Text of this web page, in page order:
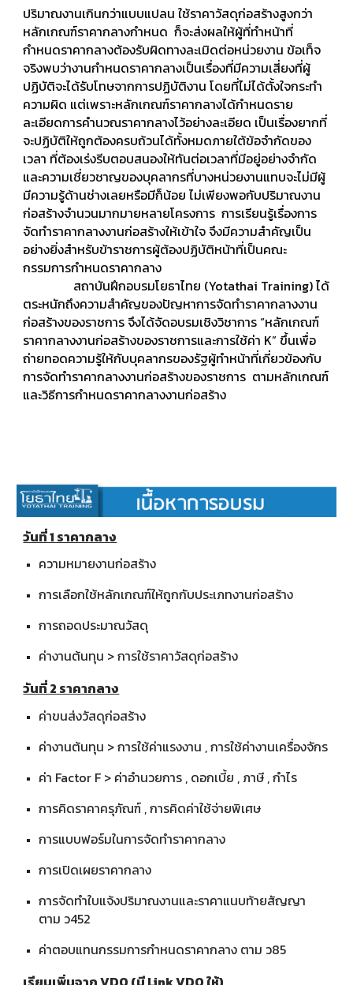
ปริมาณงานเกินกว่าแบบแปลน ใช้ราคาวัสดุก่อสร้างสูงกว่า
หลักเกณฑ์ราคากลางกำหนด ก็จะส่งผลให้ผู้ที่ทำหน้าที่
กำหนดราคากลางต้องรับผิดทางละเมิดต่อหน่วยงาน ข้อเท็จ
จริงพบว่างานกำหนดราคากลางเป็นเรื่องที่มีความเสี่ยงที่ผู้
ปฏิบัติจะได้รับโทษจากการปฏิบัติงาน โดยที่ไม่ได้ตั้งใจกระทำ
ความผิด แต่เพราะหลักเกณฑ์ราคากลางได้กำหนดราย
ละเอียดการคำนวณราคากลางไว้อย่างละเอียด เป็นเรื่องยากที่
จะปฏิบัติให้ถูกต้องครบถ้วนได้ทั้งหมดภายใต้ข้อจำกัดของ
เวลา ที่ต้องเร่งรีบตอบสนองให้ทันต่อเวลาที่มีอยู่อย่างจำกัด
และความเชี่ยวชาญของบุคลากรที่บางหน่วยงานแทบจะไม่มีผู้
มีความรู้ด้านช่างเลยหรือมีก็น้อย ไม่เพียงพอกับปริมาณงาน
ก่อสร้างจำนวนมากมายหลายโครงการ การเรียนรู้เรื่องการ
จัดทำราคากลางงานก่อสร้างให้เข้าใจ จึงมีความสำคัญเป็น
อย่างยิ่งสำหรับข้าราชการผู้ต้องปฏิบัติหน้าที่เป็นคณะ
กรรมการกำหนดราคากลาง
สถาบันฝึกอบรมโยธาไทย (Yotathai Training) ได้
ตระหนักถึงความสำคัญของปัญหาการจัดทำราคากลางงาน
ก่อสร้างของราชการ จึงได้จัดอบรมเชิงวิชาการ “หลักเกณฑ์
ราคากลางงานก่อสร้างของราชการและการใช้ค่า K” ขึ้นเพื่อ
ถ่ายทอดความรู้ให้กับบุคลากรของรัฐผู้ทำหน้าที่เกี่ยวข้องกับ
การจัดทำราคากลางงานก่อสร้างของราชการ ตามหลักเกณฑ์
และวิธีการกำหนดราคากลางงานก่อสร้าง
วันที่ 1 ราคากลาง
ความหมายงานก่อสร้าง
การเลือกใช้หลักเกณฑ์ให้ถูกกับประเภทงานก่อสร้าง
การถอดประมาณวัสดุ
ค่างานต้นทุน > การใช้ราคาวัสดุก่อสร้าง
วันที่ 2 ราคากลาง
ค่าขนส่งวัสดุก่อสร้าง
ค่างานต้นทุน > การใช้ค่าแรงงาน , การใช้ค่างานเครื่องจักร
ค่า Factor F > ค่าอำนวยการ , ดอกเบี้ย , ภาษี , กำไร
การคิดราคาครุภัณฑ์ , การคิดค่าใช้จ่ายพิเศษ
การแบบฟอร์มในการจัดทำราคากลาง
การเปิดเผยราคากลาง
การจัดทำใบแจ้งปริมาณงานและราคาแนบท้ายสัญญา
ตาม ว452
ค่าตอบแทนกรรมการกำหนดราคากลาง ตาม ว85